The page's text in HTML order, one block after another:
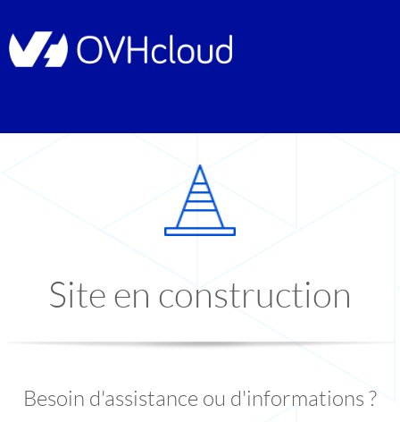
Site en construction
Besoin d'assistance ou d'informations ?